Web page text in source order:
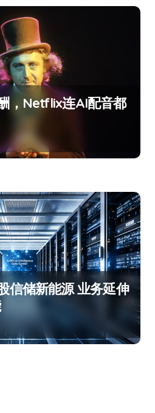
，Netflix连AI配音都
信储新能源 业务延伸